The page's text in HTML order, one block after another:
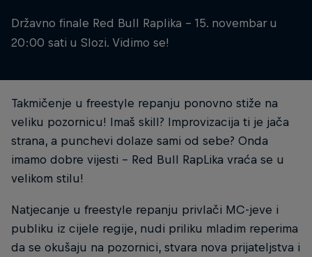
Državno finale Red Bull Raplika - 15. novembar u
20:00 sati u Slozi. Vidimo se!
Takmičenje u freestyle repanju ponovno stiže na
veliku pozornicu! Imaš skill? Improvizacija ti je jača
strana, a punchevi dolaze sami od sebe? Onda
imamo dobre vijesti - Red Bull RapLika vraća se u
velikom stilu!
Natjecanje u freestyle repanju privlači MC-jeve i
publiku iz cijele regije, nudi priliku mladim reperima
da se okušaju na pozornici, stvara nova prijateljstva i